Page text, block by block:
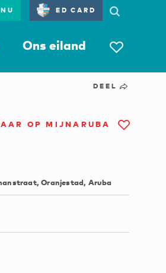
ED CARD
Ons eiland
DEEL
OP MIJNARUBA
Oranjestad, Aruba